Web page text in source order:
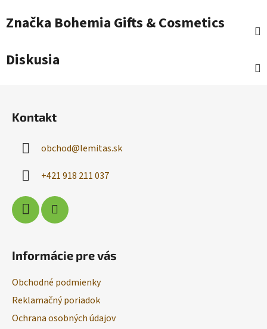
Značka Bohemia Gifts & Cosmetics
Diskusia
Kontakt
obchod@lemitas.sk
+421 918 211 037
Informácie pre vás
Obchodné podmienky
Reklamačný poriadok
Ochrana osobných údajov